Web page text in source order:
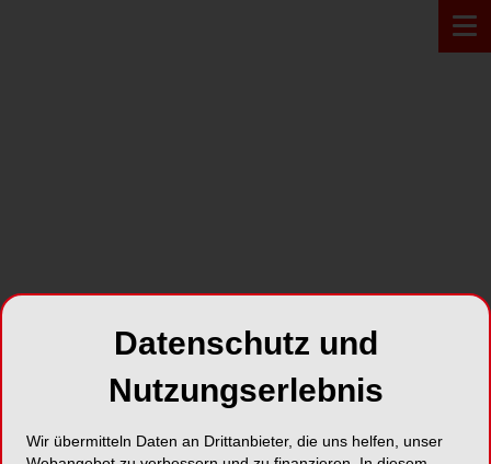
Datenschutz und
Nutzungserlebnis
Wir übermitteln Daten an Drittanbieter, die uns helfen, unser